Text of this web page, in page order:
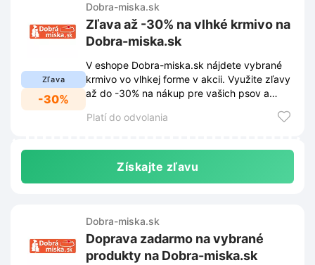
Zľava
-30%
Dobra-miska.sk
Zľava až -30% na vlhké krmivo na
Dobra-miska.sk
V eshope Dobra-miska.sk nájdete vybrané
krmivo vo vlhkej forme v akcii. Využite zľavy
až do -30% na nákup pre vašich psov a
Platí do odvolania
Získajte zľavu
Dobra-miska.sk
Doprava zadarmo na vybrané
produkty na Dobra-miska.sk